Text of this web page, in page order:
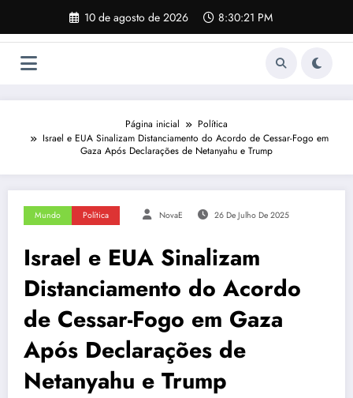
o
10 de agosto de 2026 8:30:22 PM
Página inicial
Política
Israel e EUA Sinalizam Distanciamento do Acordo de Cessar-Fogo em
Gaza Após Declarações de Netanyahu e Trump
Mundo Política NovaE 26 De Julho De 2025
Israel e EUA Sinalizam
Distanciamento do Acordo
de Cessar-Fogo em Gaza
Após Declarações de
Netanyahu e Trump